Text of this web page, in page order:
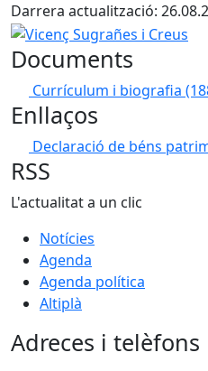
Darrera actualització:
Vicenç Sugrañes i Creus
Documents
Currículum i biografia
Enllaços
Declaració de béns
RSS
L'actualitat a un clic
Notícies
Agenda
Agenda política
Altiplà
Adreces i telèfons